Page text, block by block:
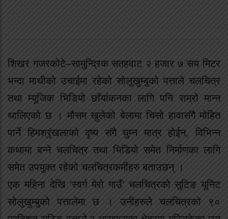
शिखर गजरकोटे–सामुन्द्रिक सतहवाट २ हजार ७ सय मिटर
भन्दा माथीको उचाईमा रहेको सोलुखुम्बुको पत्ताले चलचित्र
तथा म्यूजिक भिडियो छाँयांकनका लागि पनि राम्रो मान्न
थालिएको छ । मौसम खुलेको बेलामा चिसो हावासंगै मोहित
पार्ने हिमश्रृंखलाको दृष्य संगै घुम्न मात्र होईन, विभिन्न
कथामा बन्ने चलचित्र तथा भिडियो समेत निर्माणका लागि
समेत उपयुक्त रहेको चलचित्रकर्मीहरु बताउछन् ।
एक महिना देखि ‘स्वर्ग मेरो गाउँ’ चलचित्रको सुटिङ यूनिट
सोलुखुम्बुको पत्तालेमा छ । उनीहरुले चलचित्रको ९०